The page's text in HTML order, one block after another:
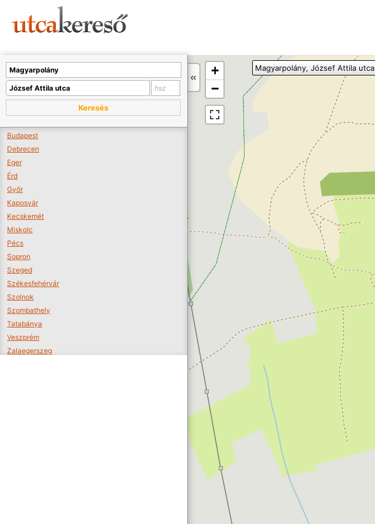
+
−
Magyarpolány, József Attila utca
Keresés
Budapest
Debrecen
Eger
Érd
Győr
Kaposvár
Kecskemét
Miskolc
Pécs
Sopron
Szeged
Székesfehérvár
Szolnok
Szombathely
Tatabánya
Veszprém
Zalaegerszeg
A térképet kicsinyíteni kell, hogy látszódjanak a boltok.
Boltok látszódjanak >>